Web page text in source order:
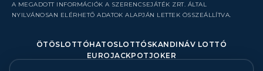
A MEGADOTT INFORMÁCIÓK A SZERENCSEJÁTÉK ZRT. ÁLTAL
NYILVÁNOSAN ELÉRHETŐ ADATOK ALAPJÁN LETTEK ÖSSZEÁLLÍTVA.
ÖTÖSLOTTÓHATOSLOTTÓ SKANDINÁV LOTTÓ
EUROJACKPOTJOKER